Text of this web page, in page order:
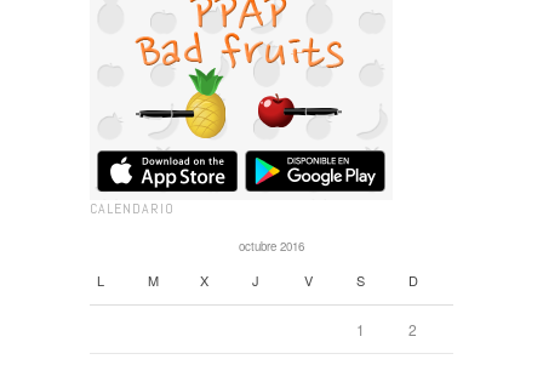
CALENDARIO
octubre 2016
L M X J V S D
1 2